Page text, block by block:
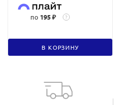
по 195 ₽ ?
В КОРЗИНУ